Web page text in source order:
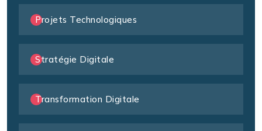
Projets Technologiques
Stratégie Digitale
Transformation Digitale